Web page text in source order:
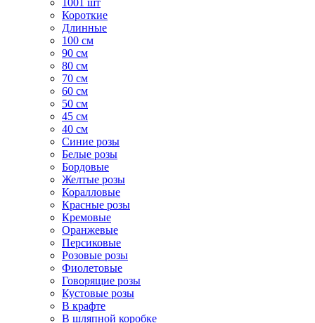
1001 шт
Короткие
Длинные
100 см
90 см
80 см
70 см
60 см
50 см
45 см
40 см
Cиние розы
Белые розы
Бордовые
Желтые розы
Коралловые
Красные розы
Кремовые
Оранжевые
Персиковые
Розовые розы
Фиолетовые
Говорящие розы
Кустовые розы
В крафте
В шляпной коробке